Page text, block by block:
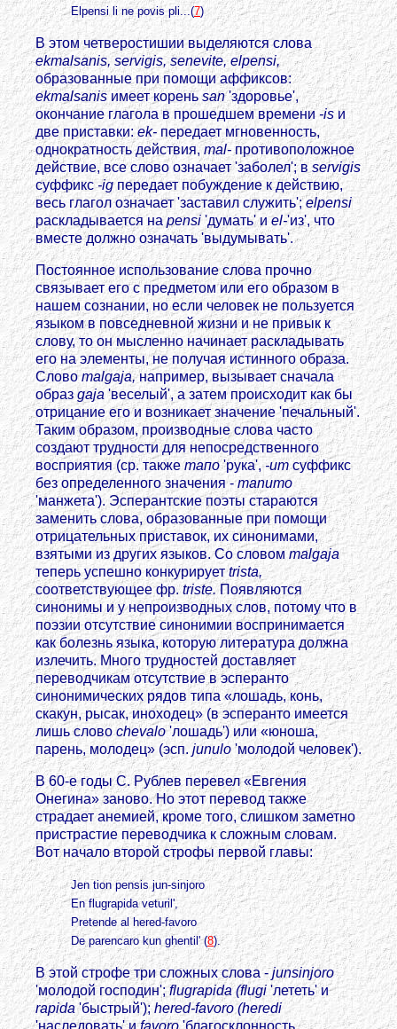
Elpensi li ne povis pli...(7)
В этом четверостишии выделяются слова
ekmalsanis, servigis, senevite, elpensi,
образованные при помощи аффиксов:
ekmalsanisимеет кореньsan'здоровье',
окончание глагола в прошедшем времени -is и
две приставки: еk- передает мгновенность,
однократность действия,mal-противоположное
действие, все слово означает 'заболел'; в servigis
суффикс-igпередает побуждение к действию,
весь глагол означает 'заставил служить';elpensi
раскладывается наpensi 'думать' иel-'из', что
вместе должно означать 'выдумывать'.
Постоянное использование слова прочно
связывает его с предметом или его образом в
нашем сознании, но если человек не пользуется
языком в повседневной жизни и не привык к
слову, то он мысленно начинает раскладывать
его на элементы, не получая истинного образа.
Словоmalgaja,например, вызывает сначала
образgaja 'веселый', а затем происходит как бы
отрицание его и возникает значение 'печальный'.
Таким образом, производные слова часто
создают трудности для непосредственного
восприятия (ср. такжетапо'рука',-итсуффикс
без определенного значения -manumo
'манжета'). Эсперантские поэты стараются
заменить слова, образованные при помощи
отрицательных приставок, их синонимами,
взятыми из других языков. Со словомmalgaja
теперь успешно конкурируетtrista,
соответствующее фр.triste.Появляются
синонимы и у непроизводных слов, потому что в
поэзии отсутствие синонимии воспринимается
как болезнь языка, которую литература должна
излечить. Много трудностей доставляет
переводчикам отсутствие в эсперанто
синонимических рядов типа «лошадь, конь,
скакун, рысак, иноходец» (в эсперанто имеется
лишь словоchevalo'лошадь') или «юноша,
парень, молодец» (эсп. junulo'молодой человек').
В 60-е годы С. Рублев перевел «Евгения
Онегина» заново. Но этот перевод также
страдает анемией, кроме того, слишком заметно
пристрастие переводчика к сложным словам.
Вот начало второй строфы первой главы:
Jen tion pensis jun-sinjoro
En flugrapida veturil',
Pretende al hered-favoro
De parencaro kun ghentil' (8).
В этой строфе три сложных слова -junsinjoro
'молодой господин';flugrapida (flugi 'лететь' и
rapida'быстрый');hered-favoro (heredi
'наследовать' иfavoro'благосклонность,